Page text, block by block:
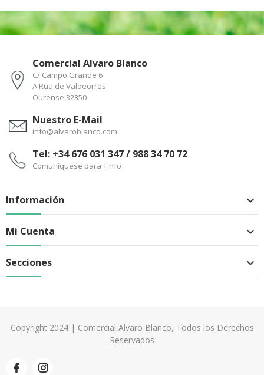
Comercial Alvaro Blanco
C/ Campo Grande 6
A Rua de Valdeorras
Ourense 32350
Nuestro E-Mail
info@alvaroblanco.com
Tel: +34 676 031 347 / 988 34 70 72
Comuníquese para +info
Información 
Mi Cuenta 
Secciones 
Copyright 2024 | Comercial Alvaro Blanco, Todos los Derechos
Reservados